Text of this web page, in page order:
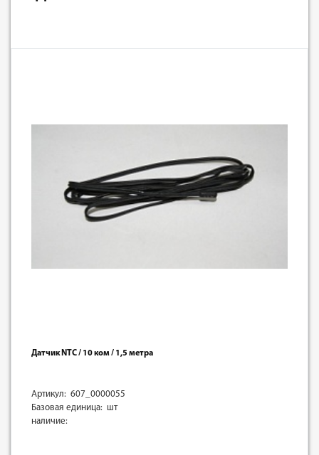
Датчик NTC / 10 ком / 1,5 метра
Артикул: 607_0000055
Базовая единица: шт
наличие: